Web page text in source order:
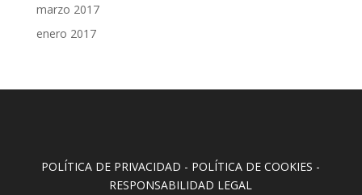
marzo 2017
enero 2017
POLÍTICA DE PRIVACIDAD - POLÍTICA DE COOKIES -
RESPONSABILIDAD LEGAL